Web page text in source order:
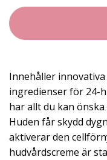
Innehåller
ingredienser för 24-
har allt du kan
Huden får skydd
aktiverar den
hudvårdscreme är